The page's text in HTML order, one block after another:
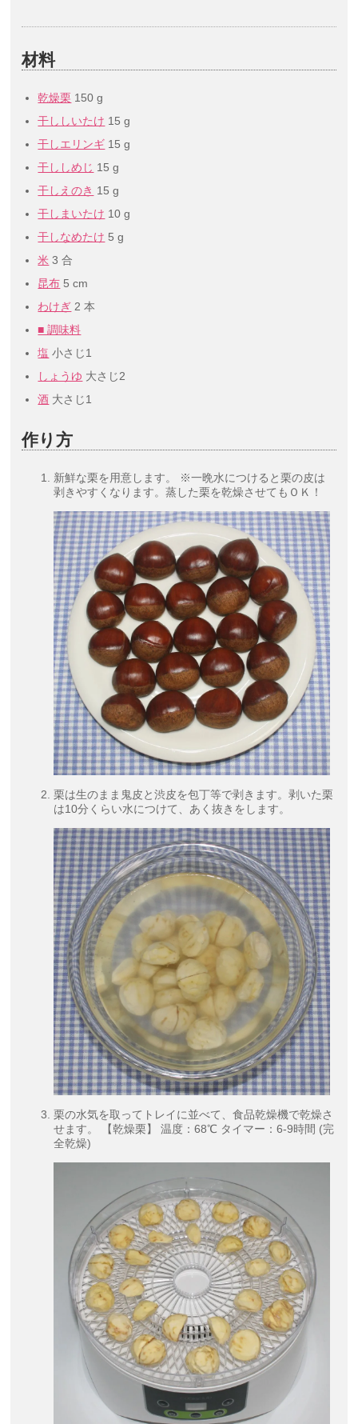
材料
乾燥栗 150 g
干ししいたけ 15 g
干しエリンギ 15 g
干ししめじ 15 g
干しえのき 15 g
干しまいたけ 10 g
干しなめたけ 5 g
米 3 合
昆布 5 cm
わけぎ 2 本
■ 調味料
塩 小さじ1
しょうゆ 大さじ2
酒 大さじ1
作り方
新鮮な栗を用意します。 ※一晩水につけると栗の皮は
剥きやすくなります。蒸した栗を乾燥させてもＯＫ！
栗は生のまま鬼皮と渋皮を包丁等で剥きます。剥いた栗
は10分くらい水につけて、あく抜きをします。
栗の水気を取ってトレイに並べて、食品乾燥機で乾燥さ
せます。 【乾燥栗】 温度：68℃ タイマー：6-9時間 (完
全乾燥)